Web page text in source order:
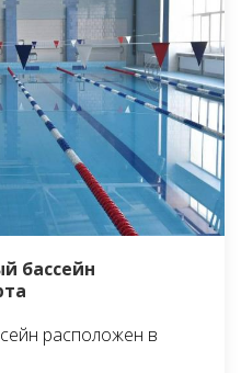
бассейн
расположен в